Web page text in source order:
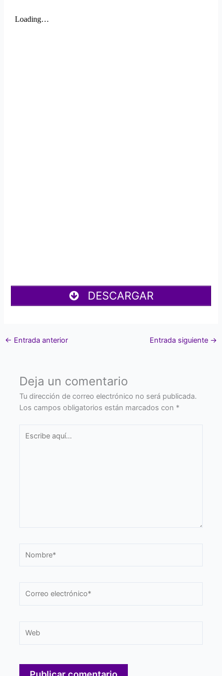
DESCARGAR
← Entrada anterior Entrada siguiente →
Deja un comentario
Tu dirección de correo electrónico no será publicada.
Los campos obligatorios están marcados con *
aquí...
electrónico*